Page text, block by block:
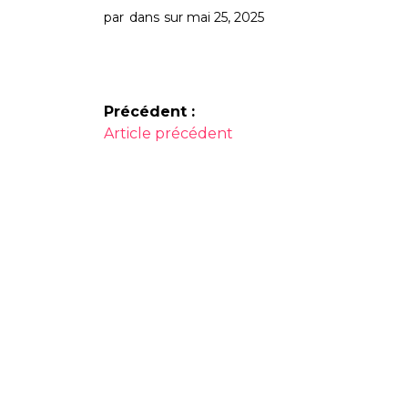
par dans sur mai 25, 2025
Navigation
de
Précédent :
Article
Article précédent